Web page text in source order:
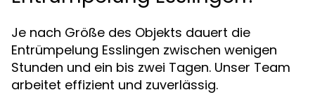
Je nach Größe des Objekts dauert die
Entrümpelung Esslingen zwischen wenigen
Stunden und ein bis zwei Tagen. Unser Team
arbeitet effizient und zuverlässig.